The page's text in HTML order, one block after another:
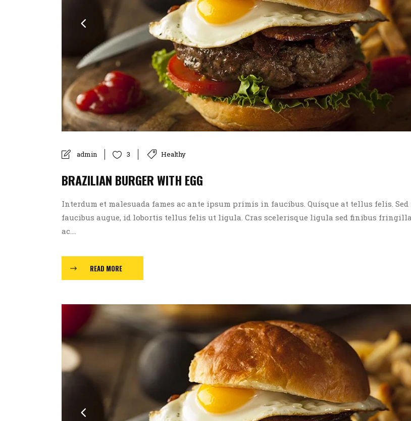
admin 3 Healthy
BRAZILIAN BURGER WITH EGG
Interdum et malesuada fames ac ante ipsum primis in faucibus. Quisque at tellus felis.
faucibus augue, id lobortis tellus felis ut ligula. Cras scelerisque ligula sed finibus
ac....
READ MORE